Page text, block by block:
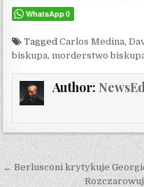
WhatsApp 0
TaggedCarlos Medina,
biskupa, morderstwo
Author:
Post navigation
← Berlusconi krytykuje